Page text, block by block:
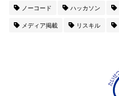
ノーコード ハッカソン
メディア掲載 リスキル